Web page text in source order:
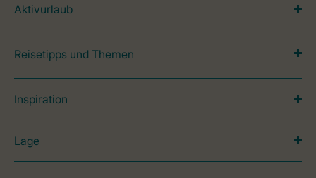
Aktivurlaub
Reisetipps und Themen
Inspiration
Lage